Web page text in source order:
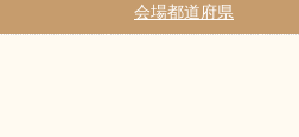
会場都道府県